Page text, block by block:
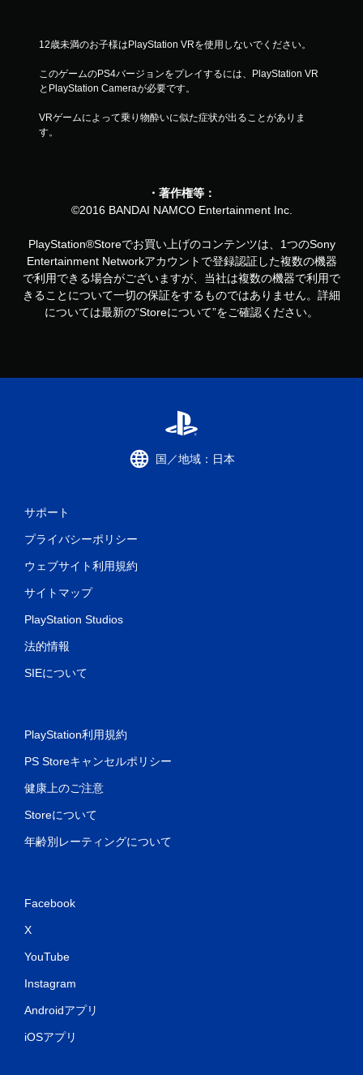
12歳未満のお子様はPlayStation VRを使用しないでください。
このゲームのPS4バージョンをプレイするには、PlayStation VR
とPlayStation Cameraが必要です。
VRゲームによって乗り物酔いに似た症状が出ることがありま
す。
・著作権等：
©2016 BANDAI NAMCO Entertainment Inc.
PlayStation®Storeでお買い上げのコンテンツは、1つのSony
Entertainment Networkアカウントで登録認証した複数の機器
で利用できる場合がございますが、当社は複数の機器で利用で
きることについて一切の保証をするものではありません。詳細
については最新の“Storeについて”をご確認ください。
国／地域：日本
サポート
プライバシーポリシー
ウェブサイト利用規約
サイトマップ
PlayStation Studios
法的情報
SIEについて
PlayStation利用規約
PS Storeキャンセルポリシー
健康上のご注意
Storeについて
年齢別レーティングについて
Facebook
X
YouTube
Instagram
Androidアプリ
iOSアプリ